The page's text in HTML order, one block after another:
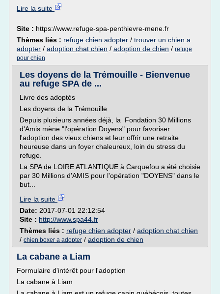
Lire la suite
Site : https://www.refuge-spa-penthievre-mene.fr
Thèmes liés : refuge chien adopter / trouver un chien a
adopter / adoption chat chien / adoption de chien / refuge
pour chien
Les doyens de la Trémouille - Bienvenue
au refuge SPA de ...
Livre des adoptés
Les doyens de la Trémouille
Depuis plusieurs années déjà, la Fondation 30 Millions
d'Amis mène "l'opération Doyens" pour favoriser
l'adoption des vieux chiens et leur offrir une retraite
heureuse dans un foyer chaleureux, loin du stress du
refuge.
La SPA de LOIRE ATLANTIQUE à Carquefou a été choisie
par 30 Millions d'AMIS pour l'opération "DOYENS" dans le
but...
Lire la suite
Date: 2017-07-01 22:12:54
Site : http://www.spa44.fr
Thèmes liés : refuge chien adopter / adoption chat chien
/ chien boxer a adopter / adoption de chien
La cabane a Liam
Formulaire d'intérêt pour l'adoption
La cabane à Liam